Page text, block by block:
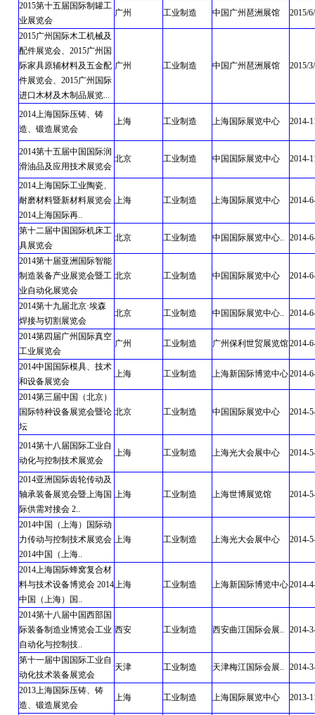
2015第十五届国际制罐工
业展览会
广州 工业制造 中国广州琶洲展馆 2015/
2015广州国际木工机械及
配件展览会、2015广州国
际家具原辅材料及五金配
件展览会、2015广州国际
进口木材及木制品展览...
广州 工业制造 中国广州琶洲展馆 2015/
2014上海国际压铸、铸
造、锻造展览会
上海 工业制造 上海国际展览中心 2014-
2014第十五届中国国际润
滑油品及应用技术展览会
北京 工业制造 中国国际展览中心 2014-
2014上海国际工业陶瓷、
耐磨材料暨新材料展览会
2014上海国际再..
上海 工业制造 上海国际展览中心 2014-
第十二届中国国际机床工
具展览会
北京 工业制造 中国国际展览中心.. 2014-
2014第十届亚洲国际智能
制造装备产业展览会暨工
业自动化展览会
北京 工业制造 中国国际展览中心 2014-
2014第十九届北京·埃森
焊接与切割展览会
北京 工业制造 中国国际展览中心.. 2014-
2014第四届广州国际真空
工业展览会
广州 工业制造 广州保利世贸展览馆2014-
2014中国国际模具、技术
和设备展览会
上海 工业制造 上海新国际博览中心2014-
2014第三届中国（北京）
国际特种设备展览会暨论
坛
北京 工业制造 中国国际展览中心 2014-
2014第十八届国际工业自
动化与控制技术展览会
上海 工业制造 上海光大会展中心 2014-
2014亚洲国际齿轮传动及
轴承装备展览会暨上海国
际供需对接会 2..
上海 工业制造 上海世博展览馆 2014-
2014中国（上海）国际动
力传动与控制技术展览会
2014中国（上海..
上海 工业制造 上海光大会展中心 2014-
2014上海国际蜂窝复合材
料与技术设备博览会 2014
中国（上海）国..
上海 工业制造 上海新国际博览中心2014-
2014第十八届中国西部国
际装备制造业博览会工业
自动化与控制技..
西安 工业制造 西安曲江国际会展.. 2014-
第十一届中国国际工业自
动化技术装备展览会
天津 工业制造 天津梅江国际会展.. 2014-
2013上海国际压铸、铸
造、锻造展览会
上海 工业制造 上海国际展览中心 2013-